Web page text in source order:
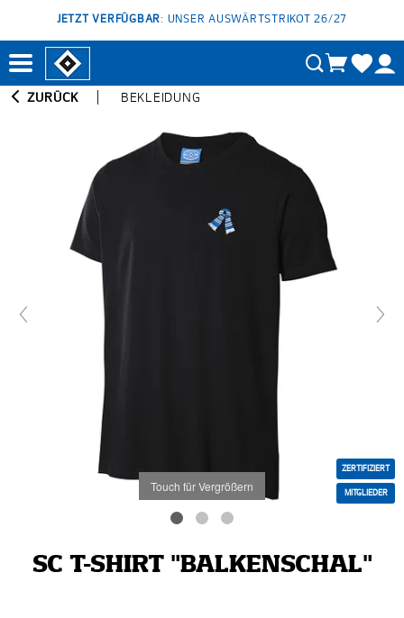
JETZT VERFÜGBAR: UNSER AUSWÄRTSTRIKOT 26/27
ZURÜCK BEKLEIDUNG
Touch für Vergrößern
ZERTIFIZIERT
MITGLIEDER
SC T-SHIRT "BALKENSCHAL"